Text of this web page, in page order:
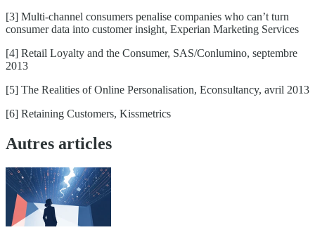
[3] Multi-channel consumers penalise companies who can’t turn
consumer data into customer insight, Experian Marketing Services
[4] Retail Loyalty and the Consumer, SAS/Conlumino, septembre
2013
[5] The Realities of Online Personalisation, Econsultancy, avril 2013
[6] Retaining Customers, Kissmetrics
Autres articles